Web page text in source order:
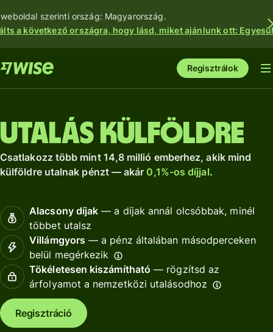
szerinti ország: Magyarország.
a következő országra, hogy lásd, miket ajánlunk ott:
Regisztrálok
Utalás külföldre
Csatlakozz több mint 14,8 millió emberhez, akik mind
külföldre utalnak pénzt — akár 0,1%-os díjjal.
Alacsony díjak — a díjak annál olcsóbbak, minél
többet utalsz
Villámgyors — a pénz általában másodperceken
belül megérkezik
Tökéletesen kiszámítható — rögzítsd az
árfolyamot a nemzetközi utalásodhoz
Regisztráció